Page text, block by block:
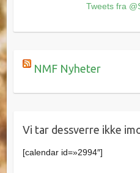
Tweets fra
NMF Nyheter
Vi tar dessverre ikke
[calendar id=»2994″]